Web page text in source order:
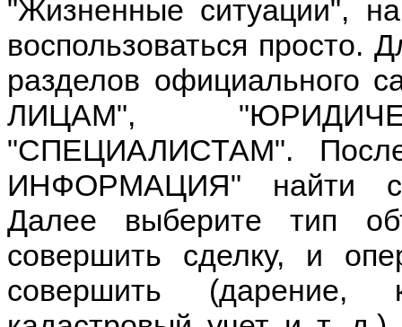
"Жизненные ситуации",
воспользоваться просто.
разделов официального
ЛИЦАМ",
"СПЕЦИАЛИСТАМ".
ИНФОРМАЦИЯ" найти
Далее выберите тип
совершить сделку, и
совершить (дарение,